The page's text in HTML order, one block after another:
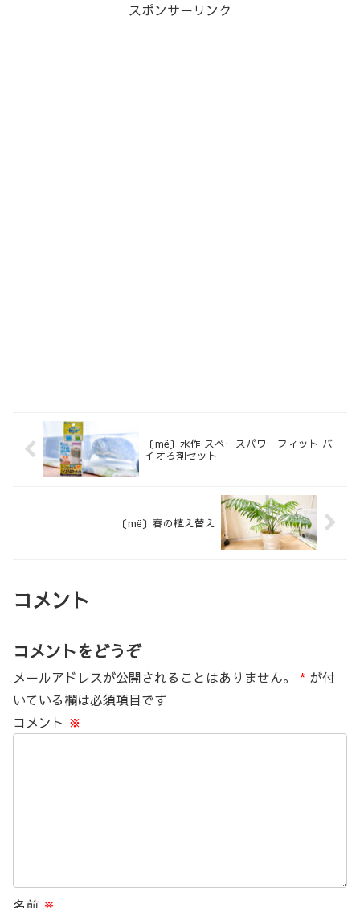
スポンサーリンク
〔më〕水作 スペースパワーフィット バ
イオろ剤セット
〔më〕春の植え替え
コメント
コメントをどうぞ
メールアドレスが公開されることはありません。 * が付
いている欄は必須項目です
コメント ※